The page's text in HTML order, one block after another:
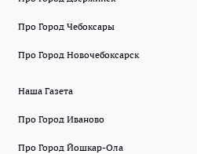
Про Город Чебоксары
Про Город Новочебоксарск
Наша Газета
Про Город Иваново
Про Город Йошкар-Ола